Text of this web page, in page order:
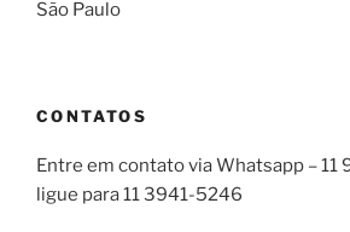
São Paulo
CONTATOS
Entre em contato via Whatsapp – 11
ligue para 11 3941-5246